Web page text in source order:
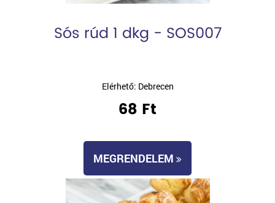
Sós rúd 1 dkg - SOS007
Elérhető: Debrecen
68 Ft
MEGRENDELEM